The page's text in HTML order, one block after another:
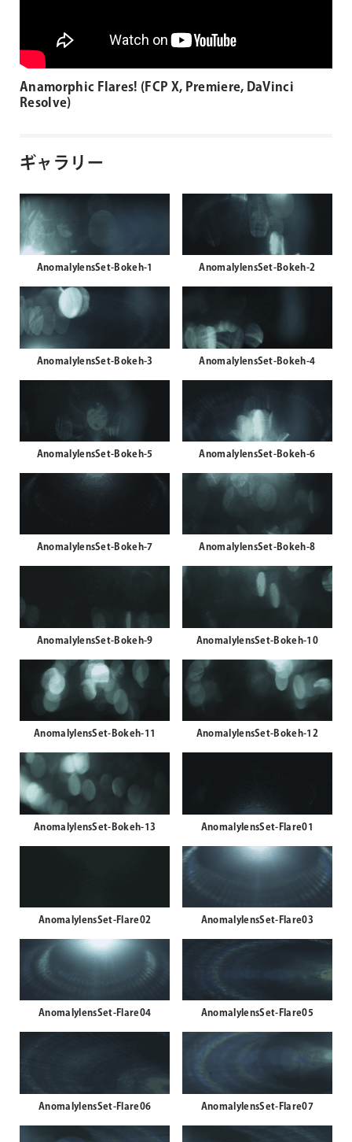
Anamorphic Flares! (FCP X, Premiere, DaVinci
Resolve)
ギャラリー
AnomalylensSet-Bokeh-1 AnomalylensSet-Bokeh-2
AnomalylensSet-Bokeh-3 AnomalylensSet-Bokeh-4
AnomalylensSet-Bokeh-5 AnomalylensSet-Bokeh-6
AnomalylensSet-Bokeh-7 AnomalylensSet-Bokeh-8
AnomalylensSet-Bokeh-9 AnomalylensSet-Bokeh-10
AnomalylensSet-Bokeh-11 AnomalylensSet-Bokeh-12
AnomalylensSet-Bokeh-13 AnomalylensSet-Flare01
AnomalylensSet-Flare02 AnomalylensSet-Flare03
AnomalylensSet-Flare04 AnomalylensSet-Flare05
AnomalylensSet-Flare06 AnomalylensSet-Flare07